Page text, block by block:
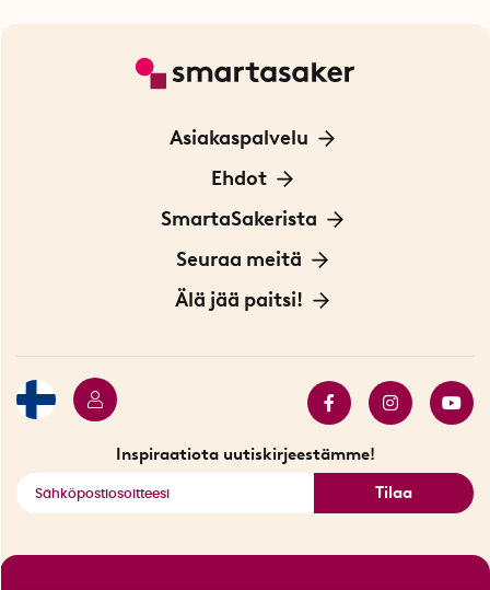
Asiakaspalvelu
Ota yhteyttä
Ehdot
Tietoa evästeistä
Yksityisyydensuoja
Sopimusehdot
SmartaSakerista
Meistä
Myymälä Tukholmassa
Seuraa meitä
Innovaattoriblogi
Älä jää paitsi!
Katso kaikki älykkäät tuotteet
Inspiraatiota uutiskirjeestämme!
Tilaa